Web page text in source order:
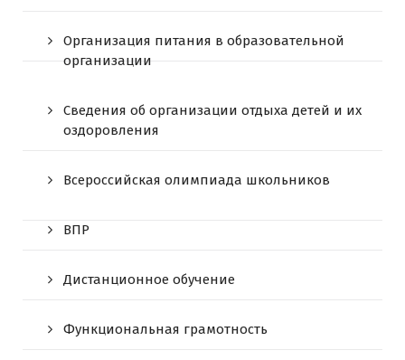
Организация питания в образовательной
организации
Сведения об организации отдыха детей и их
оздоровления
Всероссийская олимпиада школьников
ВПР
Дистанционное обучение
Функциональная грамотность